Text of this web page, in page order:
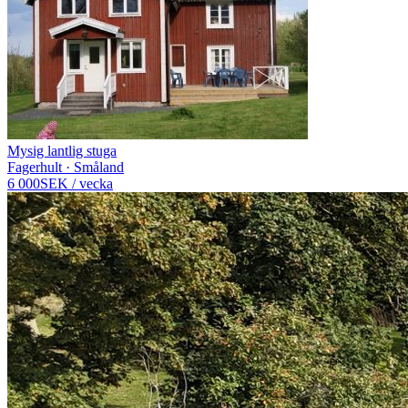
Mysig lantlig stuga
Fagerhult · Småland
6 000SEK /vecka